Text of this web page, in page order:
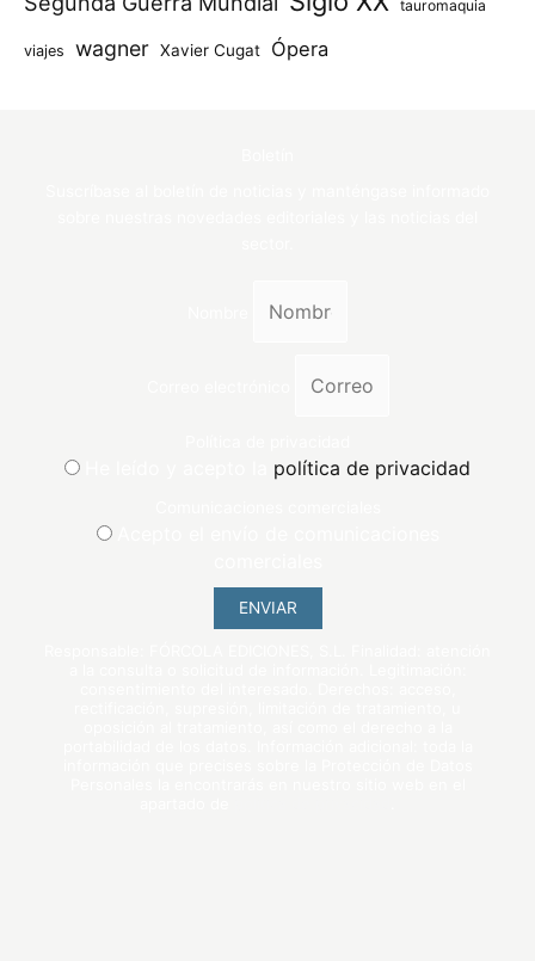
tauromaquia
viajes wagner Xavier Cugat Ópera
política de privacidad
ENVIAR